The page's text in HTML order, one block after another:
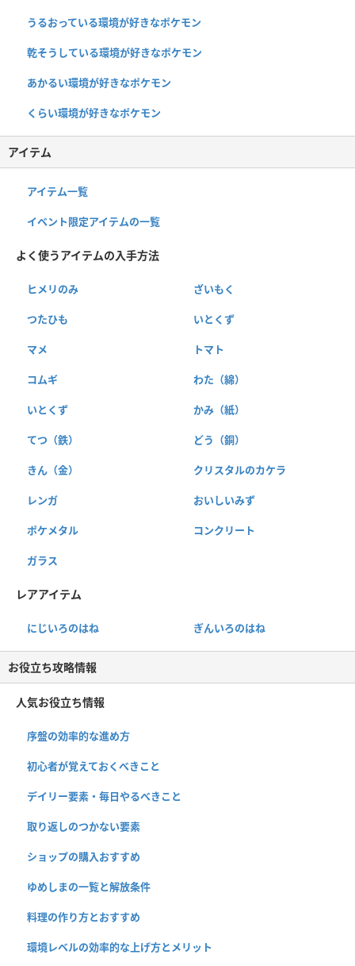
うるおっている環境が好きなポケモン
乾そうしている環境が好きなポケモン
あかるい環境が好きなポケモン
くらい環境が好きなポケモン
アイテム
アイテム一覧
イベント限定アイテムの一覧
よく使うアイテムの入手方法
ヒメリのみ ざいもく
つたひも いとくず
マメ トマト
コムギ わた（綿）
いとくず かみ（紙）
てつ（鉄） どう（銅）
きん（金） クリスタルのカケラ
レンガ おいしいみず
ポケメタル コンクリート
ガラス
レアアイテム
にじいろのはね ぎんいろのはね
お役立ち攻略情報
人気お役立ち情報
序盤の効率的な進め方
初心者が覚えておくべきこと
デイリー要素・毎日やるべきこと
取り返しのつかない要素
ショップの購入おすすめ
ゆめしまの一覧と解放条件
料理の作り方とおすすめ
環境レベルの効率的な上げ方とメリット